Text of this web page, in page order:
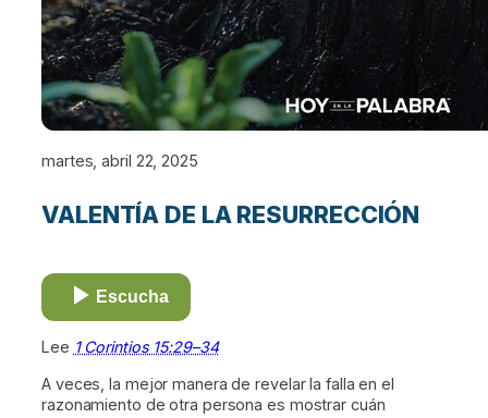
martes, abril 22, 2025
VALENTÍA DE LA RESURRECCIÓN
Escucha
Lee 1 Corintios 15:29–34
A veces, la mejor manera de revelar la falla en el
razonamiento de otra persona es mostrar cuán